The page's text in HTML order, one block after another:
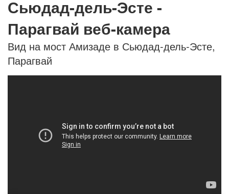
Сьюдад-дель-Эсте -
Парагвай веб-камера
Вид на мост Амизаде в Сьюдад-дель-Эсте,
Парагвай